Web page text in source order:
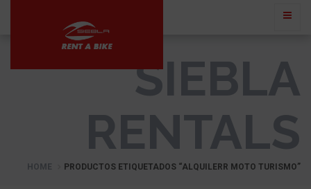
SIEBLA
RENTALS
HOME PRODUCTOS ETIQUETADOS “ALQUILERR MOTO TURISMO”